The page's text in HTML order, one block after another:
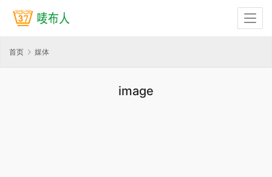
首页 媒体
image